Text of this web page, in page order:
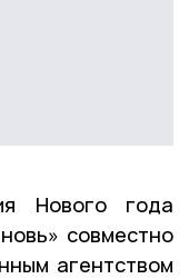
Нового года
совместно
агентством